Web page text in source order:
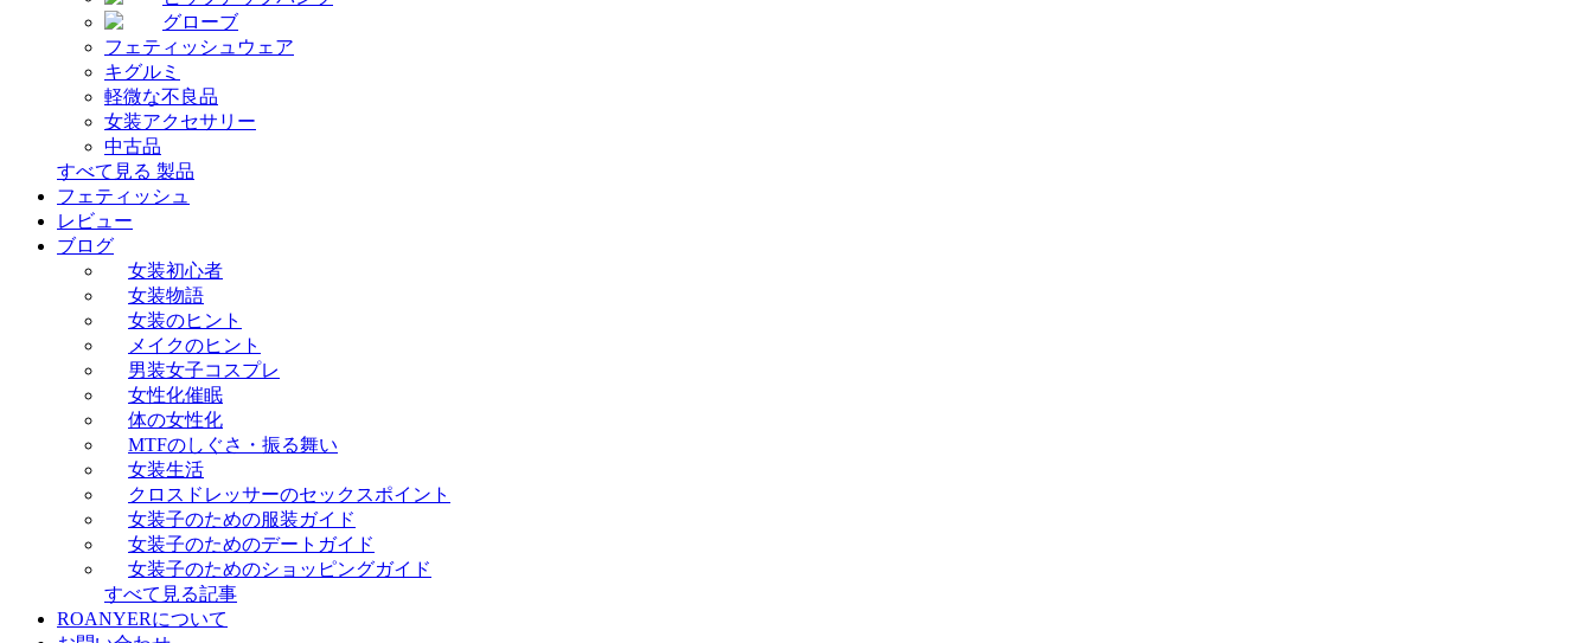
グローブ
フェティッシュウェア
キグルミ
軽微な不良品
女装アクセサリー
中古品
すべて見る 製品
フェティッシュ
レビュー
ブログ
女装初心者
女装物語
女装のヒント
メイクのヒント
男装女子コスプレ
女性化催眠
体の女性化
MTFのしぐさ・振る舞い
女装生活
クロスドレッサーのセックスポイント
女装子のための服装ガイド
女装子のためのデートガイド
女装子のためのショッピングガイド
すべて見る記事
ROANYERについて